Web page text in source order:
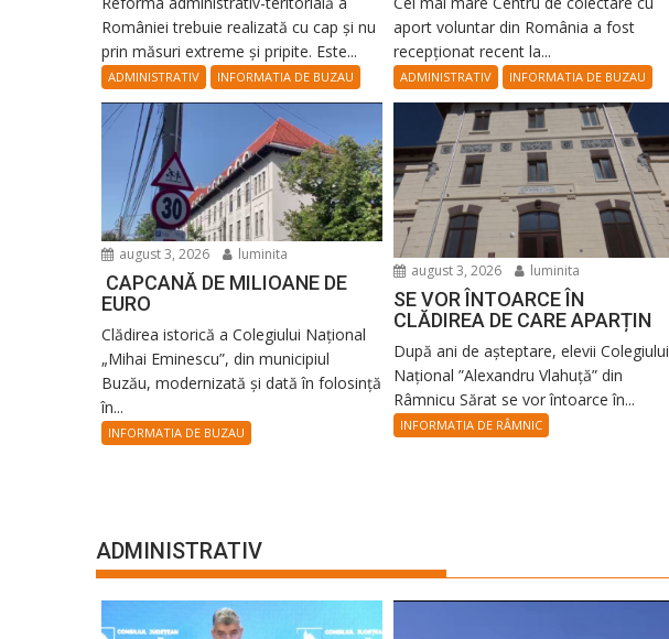
României trebuie realizată cu cap și nu
prin măsuri extreme și pripite. Este...
ADMINISTRATIV INFORMATIA DE BUZAU
aport voluntar din România a fost
recepționat recent la...
ADMINISTRATIV INFORMATIA DE BUZAU
august 3, 2026 luminita
CAPCANĂ DE MILIOANE DE
EURO
Clădirea istorică a Colegiului Național
„Mihai Eminescu”, din municipiul
Buzău, modernizată și dată în folosință
în...
INFORMATIA DE BUZAU
august 3, 2026 luminita
SE VOR ÎNTOARCE ÎN
CLĂDIREA DE CARE APARȚIN
După ani de așteptare, elevii Colegiului
Național ”Alexandru Vlahuță” din
Râmnicu Sărat se vor întoarce în...
INFORMATIA DE RÂMNIC
ADMINISTRATIV